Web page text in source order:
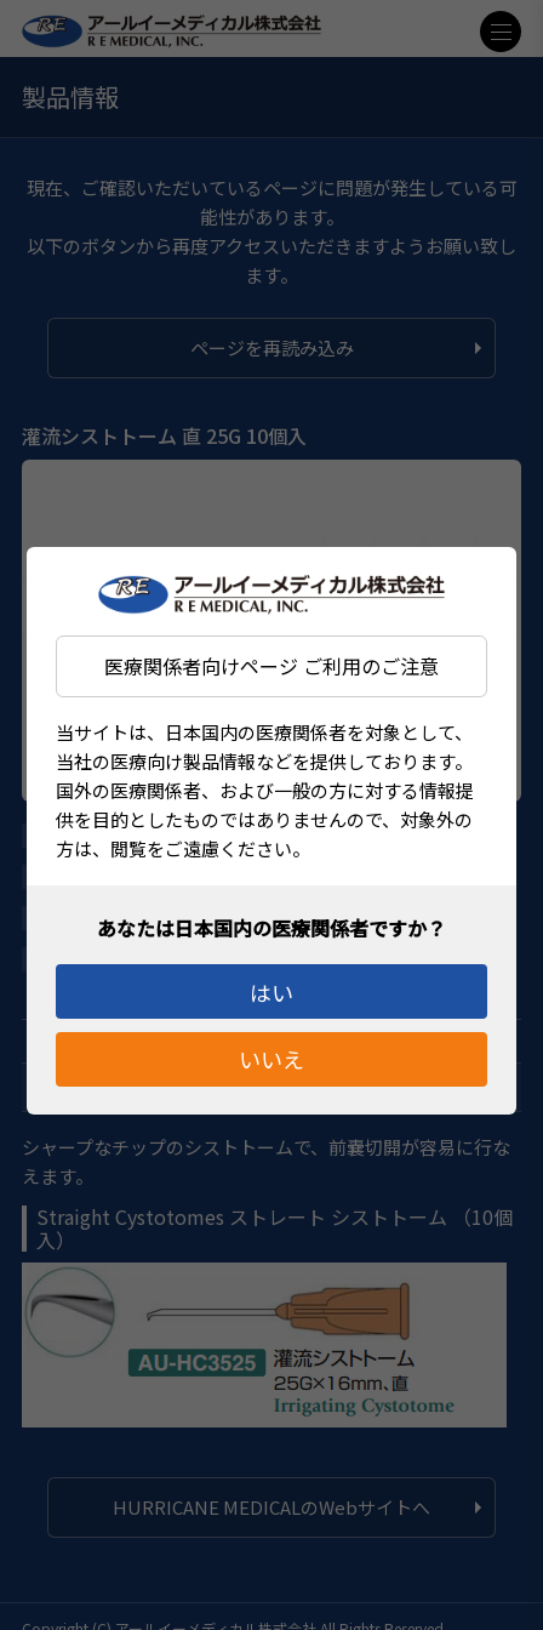
医療関係者向けページ ご利用のご注意
当サイトは、日本国内の医療関係者を対象として、
当社の医療向け製品情報などを提供しております。
国外の医療関係者、および一般の方に対する情報提
供を目的としたものではありませんので、対象外の
方は、閲覧をご遠慮ください。
はい
いいえ
製品情報
現在、ご確認いただいているページに問題が発生している可
能性があります。
以下のボタンから再度アクセスいただきますようお願い致し
ます。
ページを再読み込み
灌流シストトーム 直 25G 10個入
AU-HC3525
21400BZY00451000
4560155483555
Capsulotomy 水晶体嚢切開術
シャープなチップのシストトームで、前嚢切開が容易に行な
えます。
Straight Cystotomes ストレート シストトーム （10個
入）
HURRICANE MEDICALのWebサイトへ